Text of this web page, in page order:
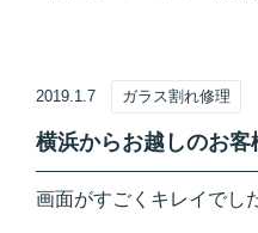
2019.1.7 ガラス割れ修理
横浜からお越しのお客
画面がすごくキレイでし